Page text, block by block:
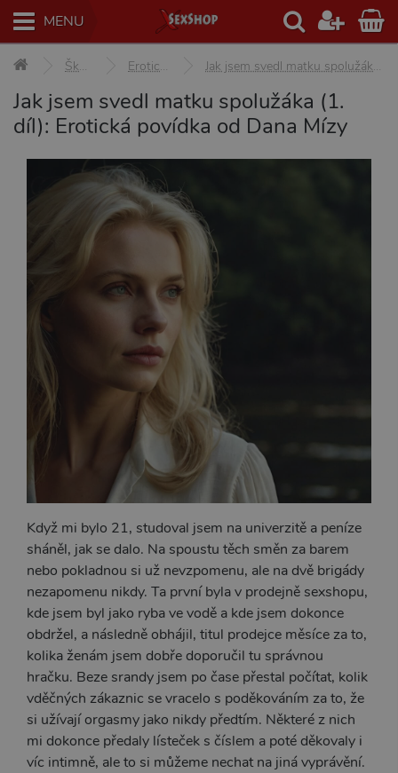
MENU
Škola sexu Erotické povídky Jak jsem svedl matku spolužáka (1. díl): Erotická povídka od Dana Mízy
Jak jsem svedl matku spolužáka (1.
díl): Erotická povídka od Dana Mízy
Když mi bylo 21, studoval jsem na univerzitě a peníze
sháněl, jak se dalo. Na spoustu těch směn za barem
nebo pokladnou si už nevzpomenu, ale na dvě brigády
nezapomenu nikdy. Ta první byla v prodejně sexshopu,
kde jsem byl jako ryba ve vodě a kde jsem dokonce
obdržel, a následně obhájil, titul prodejce měsíce za to,
kolika ženám jsem dobře doporučil tu správnou
hračku. Beze srandy jsem po čase přestal počítat, kolik
vděčných zákaznic se vracelo s poděkováním za to, že
si užívají orgasmy jako nikdy předtím. Některé z nich
mi dokonce předaly lísteček s číslem a poté děkovaly i
víc intimně, ale to si můžeme nechat na jiná vyprávění.